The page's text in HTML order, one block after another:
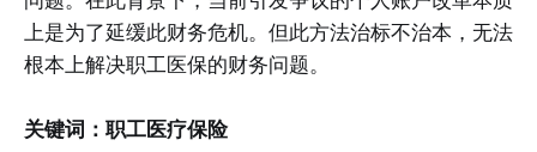
上是为了延缓此财务危机。但此方法治标不治本，无法
根本上解决职工医保的财务问题。
关键词：职工医疗保险